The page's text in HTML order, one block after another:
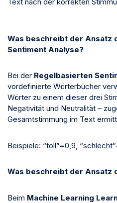
Was beschreibt der Ansatz
Sentiment Analyse?
Bei der Regelbasierten
vordefinierte Wörterbücher
Wörter zu einem dieser drei
Negativität und Neutralität –
Gesamtstimmung im Text
Beispiele: “toll”=0,9,
Was beschreibt der Ansatz
Beim Machine Learning